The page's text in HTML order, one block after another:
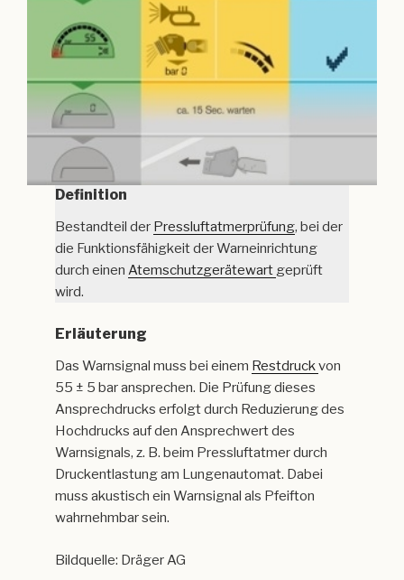
Definition
Bestandteil der Pressluftatmerprüfung, bei der
die Funktionsfähigkeit der Warneinrichtung
durch einenAtemschutzgerätewart geprüft
wird.
Erläuterung
Das Warnsignal muss bei einem Restdruckvon
55 ± 5 bar ansprechen. Die Prüfung dieses
Ansprechdrucks erfolgt durch Reduzierung des
Hochdrucks auf den Ansprechwert des
Warnsignals, z. B. beim Pressluftatmer durch
Druckentlastung am Lungenautomat. Dabei
muss akustisch ein Warnsignal als Pfeifton
wahrnehmbar sein.
Bildquelle: Dräger AG